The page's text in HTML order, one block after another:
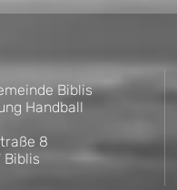
Biblis
Handball
8
Biblis